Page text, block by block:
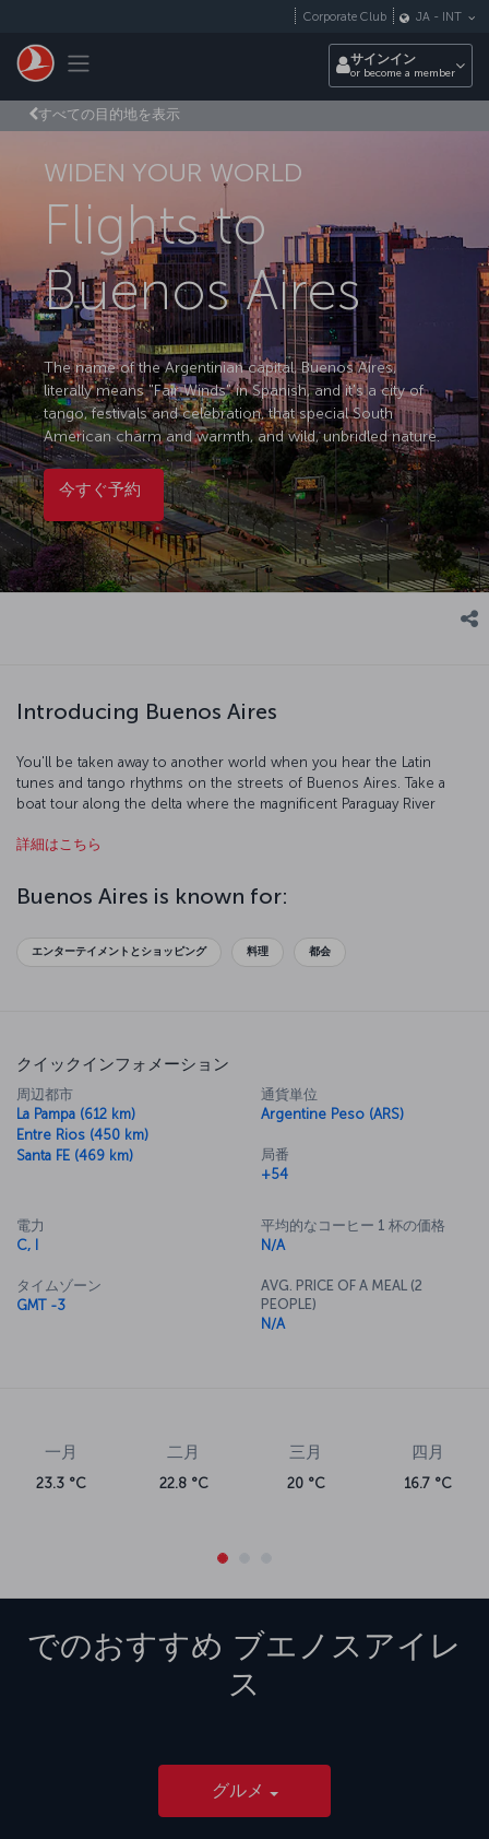
Toggle navigation
Corporate Club JA - INT
サインイン
or become a member
すべての目的地を表示
WIDEN YOUR WORLD
Flights to
Buenos Aires
The name of the Argentinian capital, Buenos Aires,
literally means "Fair Winds" in Spanish, and it's a city of
tango, festivals and celebration, that special South
American charm and warmth, and wild, unbridled nature.
今すぐ予約
Introducing Buenos Aires
You'll be taken away to another world when you hear the Latin
tunes and tango rhythms on the streets of Buenos Aires. Take a
boat tour along the delta where the magnificent Paraguay River
American nature. When you’re back on dry land, you can explore
warm, friendly locals, and have the chance to enjoy the city's art and
culture in its wonderful museums and galleries. Then of course,
to do that than Buenos Aires.
詳細はこちら
Buenos Aires is known for:
エンターテイメントとショッピング 料理 都会
クイックインフォメーション
周辺都市
La Pampa (612 km)
Entre Rios (450 km)
Santa FE (469 km)
通貨単位
Argentine Peso (ARS)
局番
+54
電力
C, I
タイムゾーン
GMT -3
平均的なコーヒー 1 杯の価格
N/A
AVG. PRICE OF A MEAL (2
PEOPLE)
N/A
一月
23.3 °C
二月
22.8 °C
三月
20 °C
四月
16.7 °C
でのおすすめ ブエノスアイレ
ス
グルメ